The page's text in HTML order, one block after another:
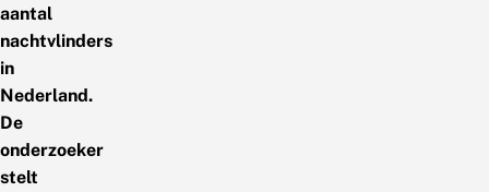
aantal
nachtvlinders
in
Nederland.
De
onderzoeker
stelt